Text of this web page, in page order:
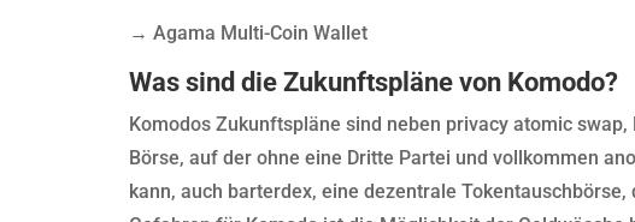
→ Agama Multi-Coin Wallet
Was sind die Zukunftspläne von Komodo?
Komodos Zukunftspläne sind neben privacy atomic swap,
Börse, auf der ohne eine Dritte Partei und vollkommen
kann, auch barterdex, eine dezentrale